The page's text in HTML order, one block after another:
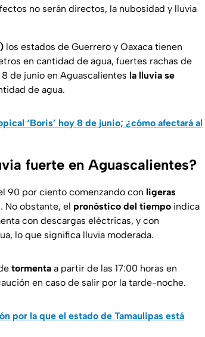
no serán directos, la nubosidad y lluvia
los estados de Guerrero y Oaxaca tienen
en cantidad de agua, fuertes rachas de
de junio en Aguascalientes la lluvia se
de agua.
‘Boris’ hoy 8 de junio; ¿cómo afectará al
fuerte en Aguascalientes?
90 por ciento comenzando con ligeras
No obstante, el pronóstico del tiempo indica
con descargas eléctricas, y con
lo que significa lluvia moderada.
tormenta a partir de las 17:00 horas en
en caso de salir por la tarde-noche.
por la que el estado de Tamaulipas está